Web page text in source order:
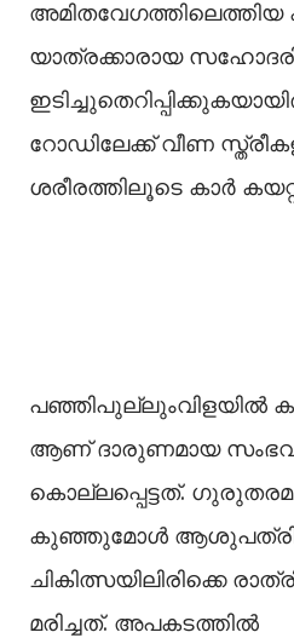
അമിതവേഗത്തിലെത്തിയ
യാത്രക്കാരായ
റോഡിലേക്ക് വീണ
ശരീരത്തിലൂടെ കാർ
പഞ്ഞിപുല്ലുംവിളയില്‍
ആണ് ദാരുണമായ
കൊല്ലപ്പെട്ടത്.
കുഞ്ഞുമോള്‍
ചികിത്സയിലിരിക്കെ
മരിച്ചത്. അപകടത്തില്‍